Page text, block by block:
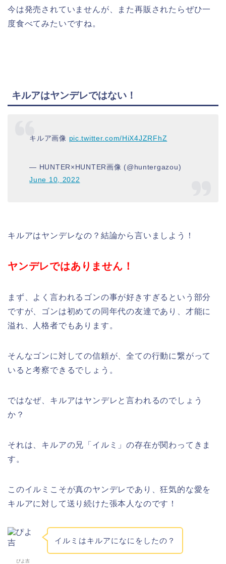
今は発売されていませんが、また再販されたらぜひ一
度食べてみたいですね。
キルアはヤンデレではない！
キルア画像 pic.twitter.com/HiX4JZRFhZ
— HUNTER×HUNTER画像 (@huntergazou)
June 10, 2022
キルアはヤンデレなの？結論から言いましよう！
ヤンデレではありません！
まず、よく言われるゴンの事が好きすぎるという部分
ですが、ゴンは初めての同年代の友達であり、才能に
溢れ、人格者でもあります。
そんなゴンに対しての信頼が、全ての行動に繋がって
いると考察できるでしょう。
ではなぜ、キルアはヤンデレと言われるのでしょう
か？
それは、キルアの兄「イルミ」の存在が関わってきま
す。
このイルミこそが真のヤンデレであり、狂気的な愛を
キルアに対して送り続けた張本人なのです！
ぴよ吉
イルミはキルアになにをしたの？